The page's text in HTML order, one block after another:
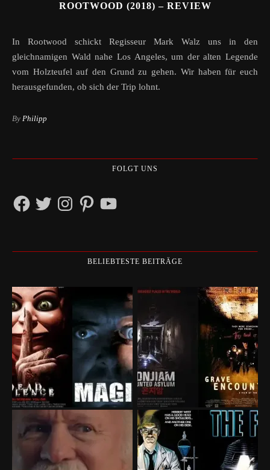
ROOTWOOD (2018) – REVIEW
In Rootwood schickt Regisseur Mark Walz uns in den
gleichnamigen Wald nahe Los Angeles, um der alten Legende
vom Holzteufel auf den Grund zu gehen. Wir haben für euch
herausgefunden, ob sich der Trip lohnt.
By Philipp
FOLGT UNS
FacebookTwitterInstagramPinterestYouTube
BELIEBTESTE BEITRÄGE